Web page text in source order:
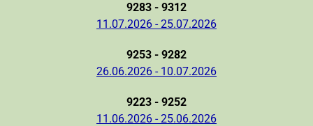
9283 - 9312
11.07.2026 - 25.07.2026
9253 - 9282
26.06.2026 - 10.07.2026
9223 - 9252
11.06.2026 - 25.06.2026